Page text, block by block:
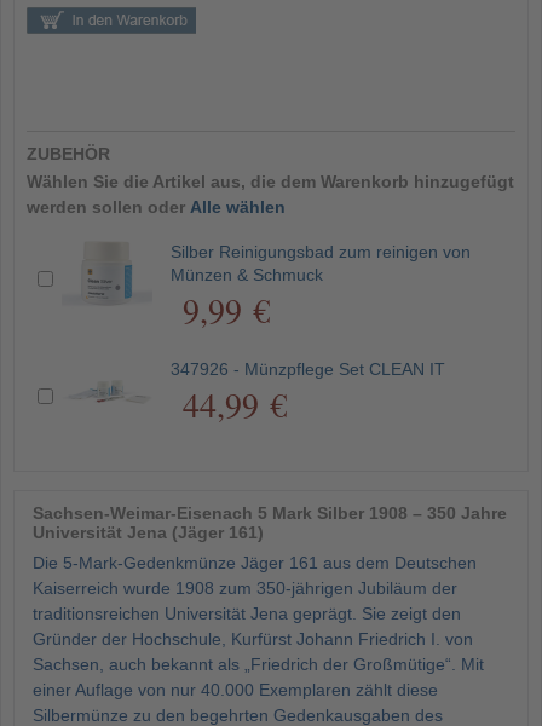
ZUBEHÖR
Wählen Sie die Artikel aus, die dem Warenkorb hinzugefügt
werden sollen oder Alle wählen
Silber Reinigungsbad zum reinigen von
Münzen & Schmuck
9,99 €
347926 - Münzpflege Set CLEAN IT
44,99 €
Sachsen-Weimar-Eisenach 5 Mark Silber 1908 – 350 Jahre
Universität Jena (Jäger 161)
Die 5-Mark-Gedenkmünze Jäger 161 aus dem Deutschen
Kaiserreich wurde 1908 zum 350-jährigen Jubiläum der
traditionsreichen Universität Jena geprägt. Sie zeigt den
Gründer der Hochschule, Kurfürst Johann Friedrich I. von
Sachsen, auch bekannt als „Friedrich der Großmütige“. Mit
einer Auflage von nur 40.000 Exemplaren zählt diese
Silbermünze zu den begehrten Gedenkausgaben des